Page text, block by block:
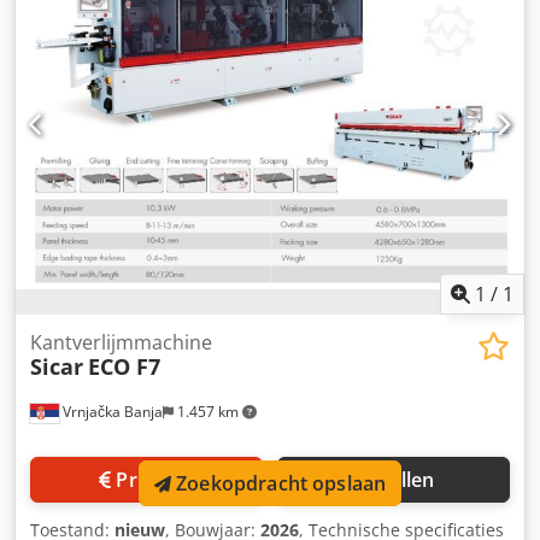
8000 Bouwjaar: 2008 Machine lengte: 11.000 mm
Banddikte: 0,5-16 mm Werkstukdikte: 10-60 mm Minimale
werkstukbreedte: 260 mm Max. snelheid: 25 m/min
(zonder gebruik van zagen) Aggregaten: Dsdszdlabepfx
Amnekr - Lossingsmiddel aanbrenger - Voorfrezing -
Lijmunit - Zagen - Rondomaten - Steekbeitels - Borstels -
Groefzaag voor vlak- en kantenbewerkingen Machine is
operationeel. Voor meer informatie graag bellen
1 / 1
Vrnjačka Banja 1.457 km
Kantverlijmmachine
Sicar ECO F7
Prijsinfo Bellen
Toestand: nieuw, Bouwjaar: 2026, Technische specificaties
Zoekopdracht opslaan